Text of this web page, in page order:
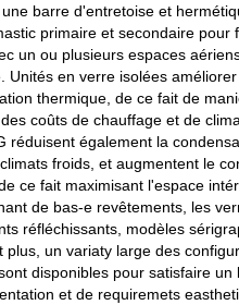
barre d'entretoise et
primaire et secondaire pour
un ou plusieurs espaces
Unités en verre isolées
thermique, de ce fait de
coûts de chauffage et de
réduisent également la
froids, et augmentent le
ce fait maximisant l'espace
de bas-e revêtements, les
réfléchissants, modèles
plus, un variaty large des
disponibles pour satisfaire un
et de requiremets